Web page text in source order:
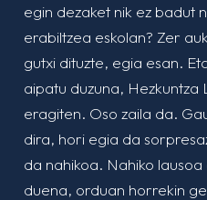
egin dezaket nik ez badut
erabiltzea eskolan? Zer
gutxi dituzte, egia esan.
aipatu duzuna,
eragiten. Oso zaila da.
dira, hori egia da
da nahikoa. Nahiko
duena, orduan horrekin